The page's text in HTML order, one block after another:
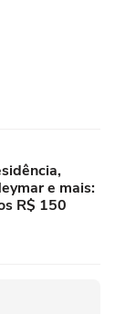
e mais:
R$ 150